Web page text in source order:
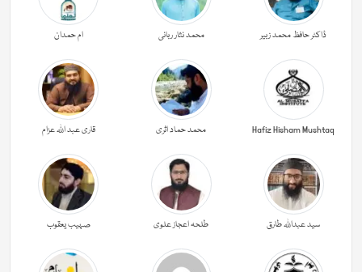
ڈاکٹر حافظ محمد زبیر محمد نثار ربانی ام حمدان
Hafiz Hisham Mushtaq محمد حماد اثری قاری عبد اللہ عزام
سید عبداللہ طارق طلحہ اعجاز علوی صہیب یعقوب